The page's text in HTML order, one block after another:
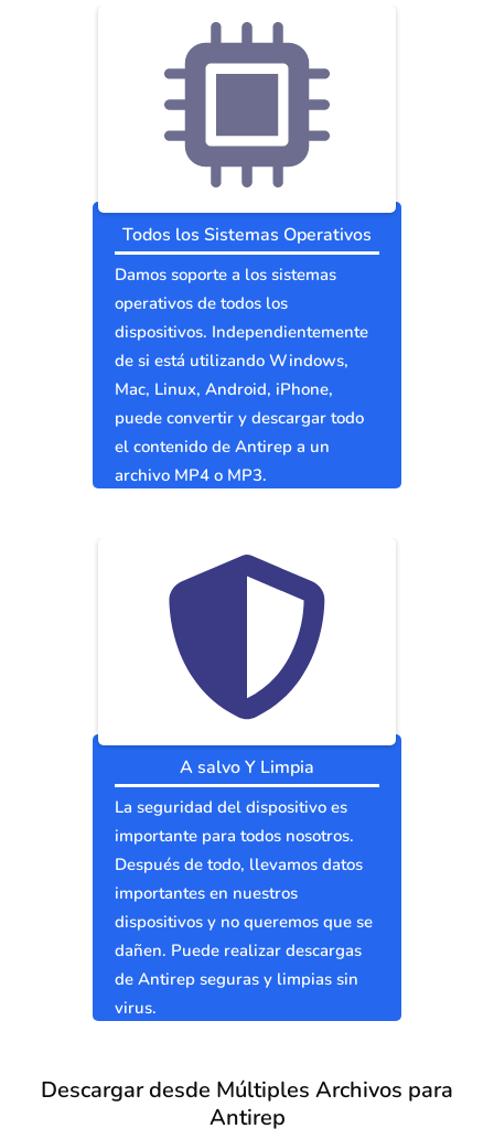
Todos los Sistemas Operativos
Damos soporte a los sistemas
operativos de todos los
dispositivos. Independientemente
de si está utilizando Windows,
Mac, Linux, Android, iPhone,
puede convertir y descargar todo
el contenido de Antirep a un
archivo MP4 o MP3.
A salvo Y Limpia
La seguridad del dispositivo es
importante para todos nosotros.
Después de todo, llevamos datos
importantes en nuestros
dispositivos y no queremos que se
dañen. Puede realizar descargas
de Antirep seguras y limpias sin
virus.
Descargar desde Múltiples Archivos para
Antirep